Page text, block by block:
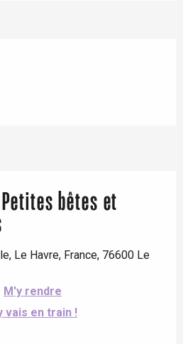
bêtes et
Le Havre, France, 76600 Le
M'y rendre
vais en train !